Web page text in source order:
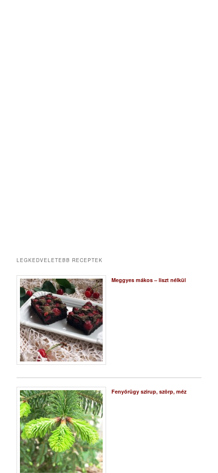
LEGKEDVELETEBB RECEPTEK
Meggyes mákos – liszt nélkül
Fenyőrügy szirup, szörp, méz